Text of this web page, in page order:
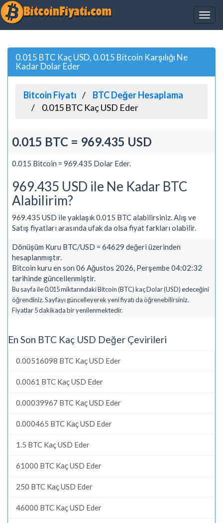
0.015 BTC Kaç USD, 0.015 Bitcoin Karşılığı Ne
Kadar Dolar Eder
Bitcoin Fiyatı
BTC Değer Hesaplama
0.015 BTC Kaç USD Eder
0.015 BTC = 969.435 USD
0.015 Bitcoin = 969.435 Dolar Eder.
969.435 USD ile Ne Kadar BTC
Alabilirim?
969.435 USD ile yaklaşık 0.015 BTC alabilirsiniz. Alış ve
Satış fiyatları arasında ufak da olsa fiyat farkları olabilir.
Dönüşüm Kuru BTC/USD = 64629 değeri üzerinden
hesaplanmıştır.
Bitcoin kuru en son 06 Ağustos 2026, Perşembe 04:02:32
tarihinde güncellenmiştir.
Bu sayfa ile 0.015 miktarındaki Bitcoin (BTC) kaç Dolar (USD) edeceğini
öğrendiniz. Sayfayı güncelleyerek yeni fiyatı da öğrenebilirsiniz.
Fiyatlar 5 dakikada bir yenilenmektedir.
En Son BTC Kaç USD Değer Çevirileri
0.00516098 BTC Kaç USD Eder
0.0061 BTC Kaç USD Eder
0.00039967 BTC Kaç USD Eder
0.000465 BTC Kaç USD Eder
1.5 BTC Kaç USD Eder
61000 BTC Kaç USD Eder
250 BTC Kaç USD Eder
46000 BTC Kaç USD Eder